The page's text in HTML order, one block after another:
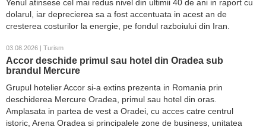
Yenul atinsese cel mai redus nivel din ultimii 40 de ani in raport cu
dolarul, iar deprecierea sa a fost accentuata in acest an de
cresterea costurilor la energie, pe fondul razboiului din Iran.
03.08.2026 | Turism
Accor deschide primul sau hotel din Oradea sub
brandul Mercure
Grupul hotelier Accor si-a extins prezenta in Romania prin
deschiderea Mercure Oradea, primul sau hotel din oras.
Amplasata in partea de vest a Oradei, cu acces catre centrul
istoric, Arena Oradea si principalele zone de business, unitatea